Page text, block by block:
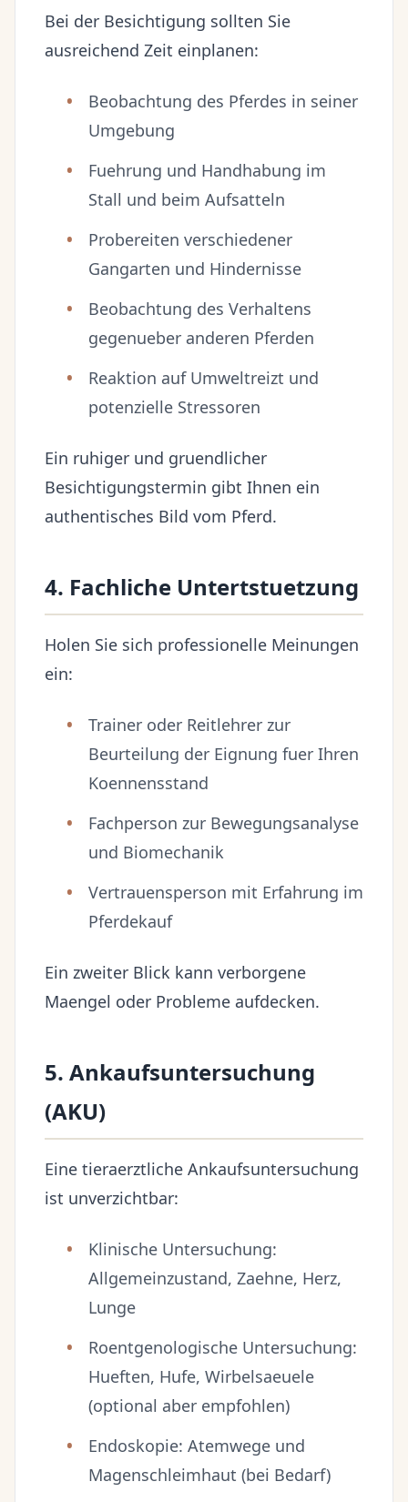
Bei der Besichtigung sollten Sie
ausreichend Zeit einplanen:
Beobachtung des Pferdes in seiner
Umgebung
Fuehrung und Handhabung im
Stall und beim Aufsatteln
Probereiten verschiedener
Gangarten und Hindernisse
Beobachtung des Verhaltens
gegenueber anderen Pferden
Reaktion auf Umweltreizt und
potenzielle Stressoren
Ein ruhiger und gruendlicher
Besichtigungstermin gibt Ihnen ein
authentisches Bild vom Pferd.
4. Fachliche Untertstuetzung
Holen Sie sich professionelle Meinungen
ein:
Trainer oder Reitlehrer zur
Beurteilung der Eignung fuer Ihren
Koennensstand
Fachperson zur Bewegungsanalyse
und Biomechanik
Vertrauensperson mit Erfahrung im
Pferdekauf
Ein zweiter Blick kann verborgene
Maengel oder Probleme aufdecken.
5. Ankaufsuntersuchung
(AKU)
Eine tieraerztliche Ankaufsuntersuchung
ist unverzichtbar:
Klinische Untersuchung:
Allgemeinzustand, Zaehne, Herz,
Lunge
Roentgenologische Untersuchung:
Hueften, Hufe, Wirbelsaeuele
(optional aber empfohlen)
Endoskopie: Atemwege und
Magenschleimhaut (bei Bedarf)